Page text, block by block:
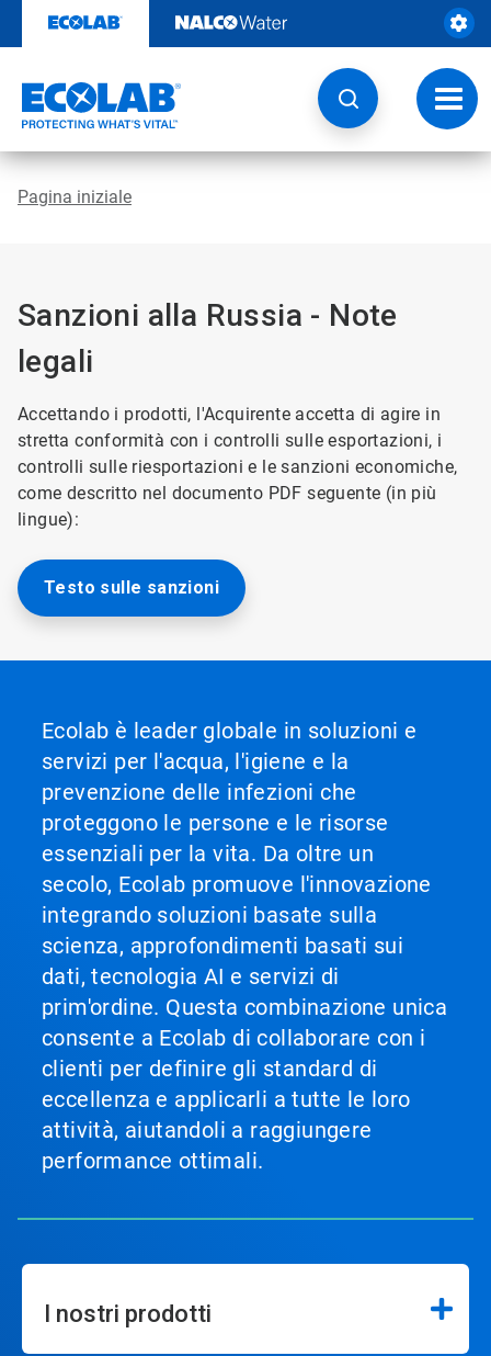
contenuto
Pagina iniziale
Sanzioni alla Russia - Note
legali
Accettando i prodotti, l'Acquirente accetta di agire in
stretta conformità con i controlli sulle esportazioni, i
controlli sulle riesportazioni e le sanzioni economiche,
come descritto nel documento PDF seguente (in più
lingue):
Testo sulle sanzioni
Ecolab è leader globale in soluzioni e
servizi per l'acqua, l'igiene e la
prevenzione delle infezioni che
proteggono le persone e le risorse
essenziali per la vita. Da oltre un
secolo, Ecolab promuove l'innovazione
integrando soluzioni basate sulla
scienza, approfondimenti basati sui
dati, tecnologia AI e servizi di
prim'ordine. Questa combinazione unica
consente a Ecolab di collaborare con i
clienti per definire gli standard di
eccellenza e applicarli a tutte le loro
attività, aiutandoli a raggiungere
performance ottimali.
I nostri prodotti